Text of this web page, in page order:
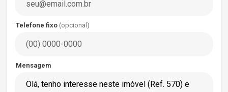
Telefone fixo (opcional)
Mensagem